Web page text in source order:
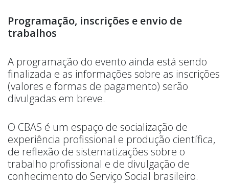
Programação, inscrições e envio de
trabalhos
A programação do evento ainda está sendo
finalizada e as informações sobre as inscrições
(valores e formas de pagamento) serão
divulgadas em breve.
O CBAS é um espaço de socialização de
experiência profissional e produção científica,
de reflexão de sistematizações sobre o
trabalho profissional e de divulgação de
conhecimento do Serviço Social brasileiro.